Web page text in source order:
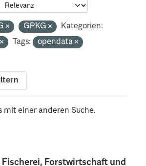
Forstwirtschaft und
GPKG
Kategorien:
Tags:
opendata
mit einer anderen Suche.